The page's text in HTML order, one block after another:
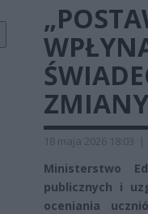
ZMIANY
18 maja 2026 18:03 |
Ministerstwo
publicznych i
oceniania